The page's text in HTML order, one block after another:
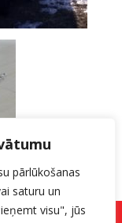
pārlūkošanas
saturu un
visu", jūs